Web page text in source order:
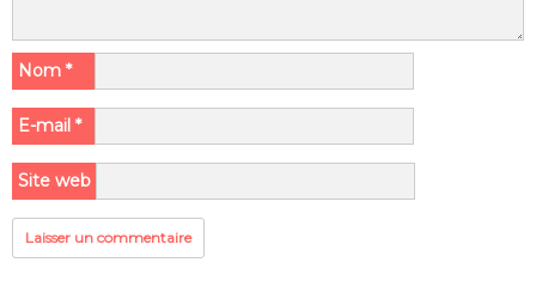
Nom *
E-mail *
Site web